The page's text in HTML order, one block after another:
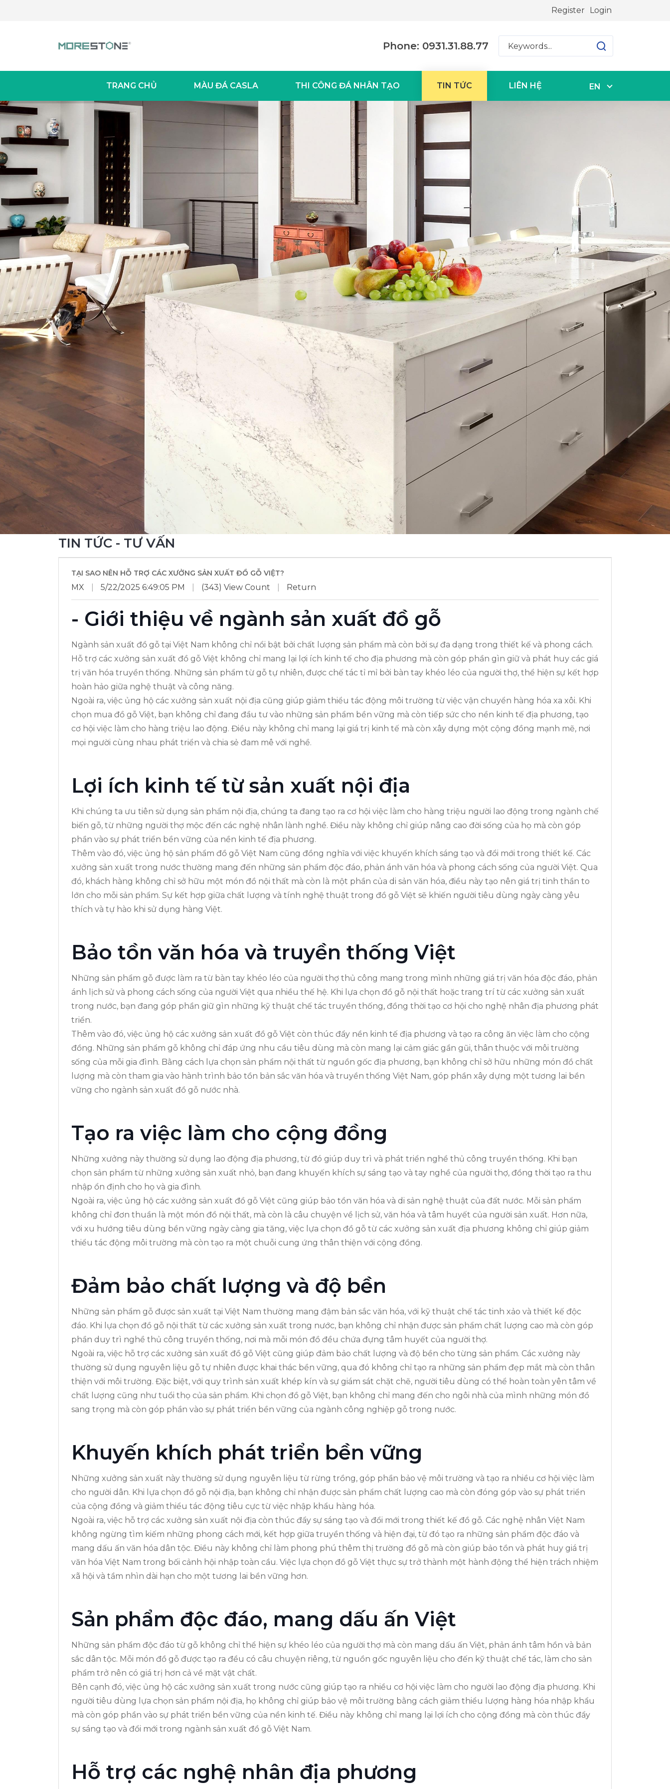
Register Login
Phone: 0931.31.88.77
TRANG CHỦ MÀU ĐÁ CASLA THI CÔNG ĐÁ NHÂN TẠO TIN TỨC LIÊN HỆ EN
TIN TỨC - TƯ VẤN
TẠI SAO NÊN HỖ TRỢ CÁC XƯỞNG SẢN XUẤT ĐỒ GỖ VIỆT?
MX 5/22/2025 6:49:05 PM (343) View Count Return
- Giới thiệu về ngành sản xuất đồ gỗ
Ngành sản xuất đồ gỗ tại Việt Nam không chỉ nổi bật bởi chất lượng sản phẩm mà còn bởi sự đa dạng trong thiết kế và phong cách.
Hỗ trợ các xưởng sản xuất đồ gỗ Việt không chỉ mang lại lợi ích kinh tế cho địa phương mà còn góp phần gìn giữ và phát huy các giá
trị văn hóa truyền thống. Những sản phẩm từ gỗ tự nhiên, được chế tác tỉ mỉ bởi bàn tay khéo léo của người thợ, thể hiện sự kết hợp
hoàn hảo giữa nghệ thuật và công năng.
Ngoài ra, việc ủng hộ các xưởng sản xuất nội địa cũng giúp giảm thiểu tác động môi trường từ việc vận chuyển hàng hóa xa xôi. Khi
chọn mua đồ gỗ Việt, bạn không chỉ đang đầu tư vào những sản phẩm bền vững mà còn tiếp sức cho nền kinh tế địa phương, tạo
cơ hội việc làm cho hàng triệu lao động. Điều này không chỉ mang lại giá trị kinh tế mà còn xây dựng một cộng đồng mạnh mẽ, nơi
mọi người cùng nhau phát triển và chia sẻ đam mê với nghề.
Lợi ích kinh tế từ sản xuất nội địa
Khi chúng ta ưu tiên sử dụng sản phẩm nội địa, chúng ta đang tạo ra cơ hội việc làm cho hàng triệu người lao động trong ngành chế
biến gỗ, từ những người thợ mộc đến các nghệ nhân lành nghề. Điều này không chỉ giúp nâng cao đời sống của họ mà còn góp
phần vào sự phát triển bền vững của nền kinh tế địa phương.
Thêm vào đó, việc ủng hộ sản phẩm đồ gỗ Việt Nam cũng đồng nghĩa với việc khuyến khích sáng tạo và đổi mới trong thiết kế. Các
xưởng sản xuất trong nước thường mang đến những sản phẩm độc đáo, phản ánh văn hóa và phong cách sống của người Việt. Qua
đó, khách hàng không chỉ sở hữu một món đồ nội thất mà còn là một phần của di sản văn hóa, điều này tạo nên giá trị tinh thần to
lớn cho mỗi sản phẩm. Sự kết hợp giữa chất lượng và tính nghệ thuật trong đồ gỗ Việt sẽ khiến người tiêu dùng ngày càng yêu
thích và tự hào khi sử dụng hàng Việt.
Bảo tồn văn hóa và truyền thống Việt
Những sản phẩm gỗ được làm ra từ bàn tay khéo léo của người thợ thủ công mang trong mình những giá trị văn hóa độc đáo, phản
ánh lịch sử và phong cách sống của người Việt qua nhiều thế hệ. Khi lựa chọn đồ gỗ nội thất hoặc trang trí từ các xưởng sản xuất
trong nước, bạn đang góp phần giữ gìn những kỹ thuật chế tác truyền thống, đồng thời tạo cơ hội cho nghệ nhân địa phương phát
triển.
Thêm vào đó, việc ủng hộ các xưởng sản xuất đồ gỗ Việt còn thúc đẩy nền kinh tế địa phương và tạo ra công ăn việc làm cho cộng
đồng. Những sản phẩm gỗ không chỉ đáp ứng nhu cầu tiêu dùng mà còn mang lại cảm giác gần gũi, thân thuộc với môi trường
sống của mỗi gia đình. Bằng cách lựa chọn sản phẩm nội thất từ nguồn gốc địa phương, bạn không chỉ sở hữu những món đồ chất
lượng mà còn tham gia vào hành trình bảo tồn bản sắc văn hóa và truyền thống Việt Nam, góp phần xây dựng một tương lai bền
vững cho ngành sản xuất đồ gỗ nước nhà.
Tạo ra việc làm cho cộng đồng
Những xưởng này thường sử dụng lao động địa phương, từ đó giúp duy trì và phát triển nghề thủ công truyền thống. Khi bạn
chọn sản phẩm từ những xưởng sản xuất nhỏ, bạn đang khuyến khích sự sáng tạo và tay nghề của người thợ, đồng thời tạo ra thu
nhập ổn định cho họ và gia đình.
Ngoài ra, việc ủng hộ các xưởng sản xuất đồ gỗ Việt cũng giúp bảo tồn văn hóa và di sản nghệ thuật của đất nước. Mỗi sản phẩm
không chỉ đơn thuần là một món đồ nội thất, mà còn là câu chuyện về lịch sử, văn hóa và tâm huyết của người sản xuất. Hơn nữa,
với xu hướng tiêu dùng bền vững ngày càng gia tăng, việc lựa chọn đồ gỗ từ các xưởng sản xuất địa phương không chỉ giúp giảm
thiểu tác động môi trường mà còn tạo ra một chuỗi cung ứng thân thiện với cộng đồng.
Đảm bảo chất lượng và độ bền
Những sản phẩm gỗ được sản xuất tại Việt Nam thường mang đậm bản sắc văn hóa, với kỹ thuật chế tác tinh xảo và thiết kế độc
đáo. Khi lựa chọn đồ gỗ nội thất từ các xưởng sản xuất trong nước, bạn không chỉ nhận được sản phẩm chất lượng cao mà còn góp
phần duy trì nghề thủ công truyền thống, nơi mà mỗi món đồ đều chứa đựng tâm huyết của người thợ.
Ngoài ra, việc hỗ trợ các xưởng sản xuất đồ gỗ Việt cũng giúp đảm bảo chất lượng và độ bền cho từng sản phẩm. Các xưởng này
thường sử dụng nguyên liệu gỗ tự nhiên được khai thác bền vững, qua đó không chỉ tạo ra những sản phẩm đẹp mắt mà còn thân
thiện với môi trường. Đặc biệt, với quy trình sản xuất khép kín và sự giám sát chặt chẽ, người tiêu dùng có thể hoàn toàn yên tâm về
chất lượng cũng như tuổi thọ của sản phẩm. Khi chọn đồ gỗ Việt, bạn không chỉ mang đến cho ngôi nhà của mình những món đồ
sang trọng mà còn góp phần vào sự phát triển bền vững của ngành công nghiệp gỗ trong nước.
Khuyến khích phát triển bền vững
Những xưởng sản xuất này thường sử dụng nguyên liệu từ rừng trồng, góp phần bảo vệ môi trường và tạo ra nhiều cơ hội việc làm
cho người dân. Khi lựa chọn đồ gỗ nội địa, bạn không chỉ nhận được sản phẩm chất lượng cao mà còn đóng góp vào sự phát triển
của cộng đồng và giảm thiểu tác động tiêu cực từ việc nhập khẩu hàng hóa.
Ngoài ra, việc hỗ trợ các xưởng sản xuất nội địa còn thúc đẩy sự sáng tạo và đổi mới trong thiết kế đồ gỗ. Các nghệ nhân Việt Nam
không ngừng tìm kiếm những phong cách mới, kết hợp giữa truyền thống và hiện đại, từ đó tạo ra những sản phẩm độc đáo và
mang dấu ấn văn hóa dân tộc. Điều này không chỉ làm phong phú thêm thị trường đồ gỗ mà còn giúp bảo tồn và phát huy giá trị
văn hóa Việt Nam trong bối cảnh hội nhập toàn cầu. Việc lựa chọn đồ gỗ Việt thực sự trở thành một hành động thể hiện trách nhiệm
xã hội và tầm nhìn dài hạn cho một tương lai bền vững hơn.
Sản phẩm độc đáo, mang dấu ấn Việt
Những sản phẩm độc đáo từ gỗ không chỉ thể hiện sự khéo léo của người thợ mà còn mang dấu ấn Việt, phản ánh tâm hồn và bản
sắc dân tộc. Mỗi món đồ gỗ được tạo ra đều có câu chuyện riêng, từ nguồn gốc nguyên liệu cho đến kỹ thuật chế tác, làm cho sản
phẩm trở nên có giá trị hơn cả về mặt vật chất.
Bên cạnh đó, việc ủng hộ các xưởng sản xuất trong nước cũng giúp tạo ra nhiều cơ hội việc làm cho người lao động địa phương. Khi
người tiêu dùng lựa chọn sản phẩm nội địa, họ không chỉ giúp bảo vệ môi trường bằng cách giảm thiểu lượng hàng hóa nhập khẩu
mà còn góp phần vào sự phát triển bền vững của nền kinh tế. Điều này không chỉ mang lại lợi ích cho cộng đồng mà còn thúc đẩy
sự sáng tạo và đổi mới trong ngành sản xuất đồ gỗ Việt Nam.
Hỗ trợ các nghệ nhân địa phương